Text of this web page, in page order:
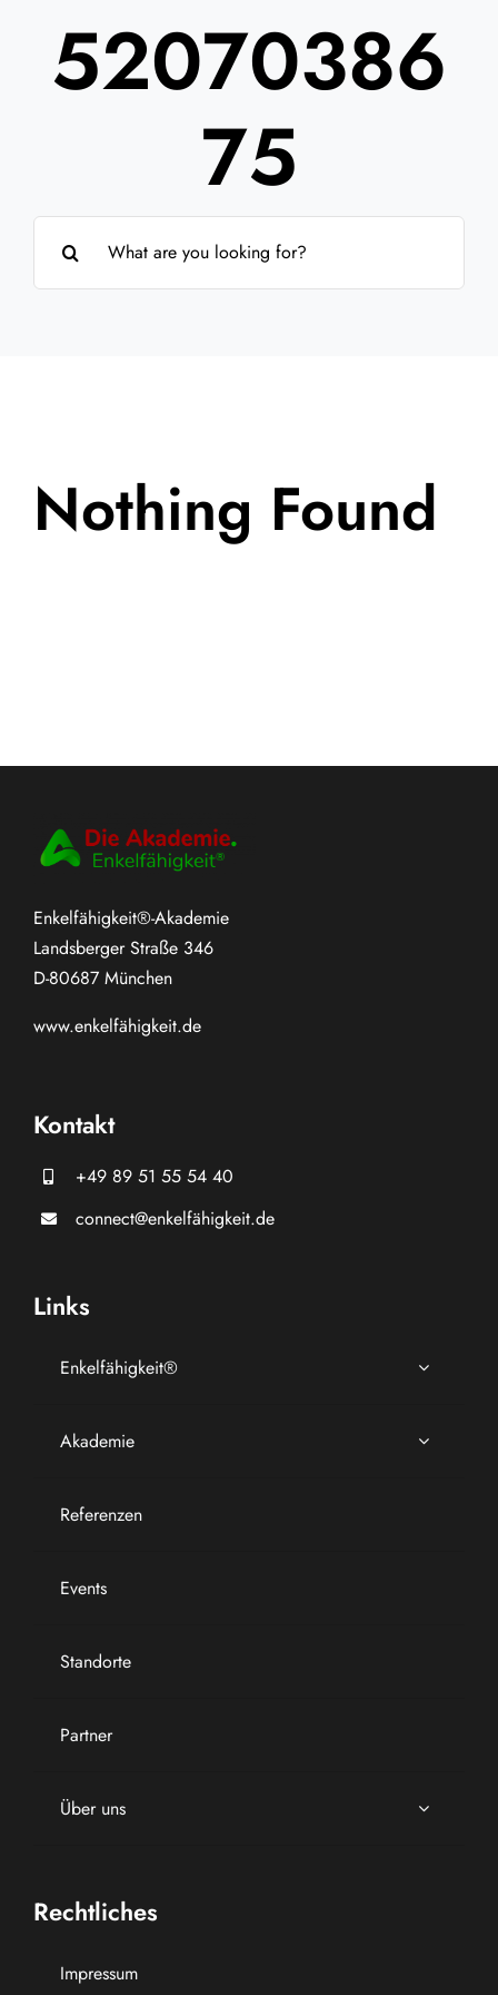
Über uns
52070386
75
nach:
Nothing Found
Enkelfähigkeit®-Akademie
Landsberger Straße 346
D-80687 München
www.enkelfähigkeit.de
Kontakt
+49 89 51 55 54 40
connect@enkelfähigkeit.de
Links
Enkelfähigkeit®
Akademie
Referenzen
Events
Standorte
Partner
Über uns
Rechtliches
Impressum